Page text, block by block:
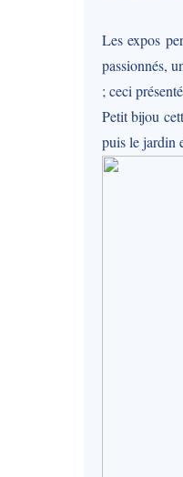
Les expos
passionnés,
; ceci
Petit bijou
puis le jardin